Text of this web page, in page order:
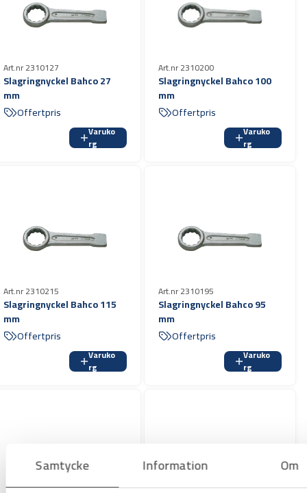
Samtycke Information Om
Art.nr 2310127
Slagringnyckel Bahco 27
mm
Offertpris
Varuko
rg
Art.nr 2310200
Slagringnyckel Bahco 100
mm
Offertpris
Varuko
rg
Art.nr 2310215
Slagringnyckel Bahco 115
mm
Offertpris
Varuko
rg
Art.nr 2310195
Slagringnyckel Bahco 95
mm
Offertpris
Varuko
rg